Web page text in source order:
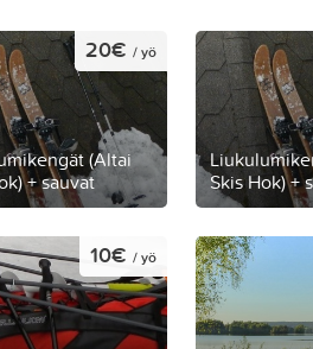
(Altai
+ sauvat
20€/ yö
Skis Hok) +
10€/ yö